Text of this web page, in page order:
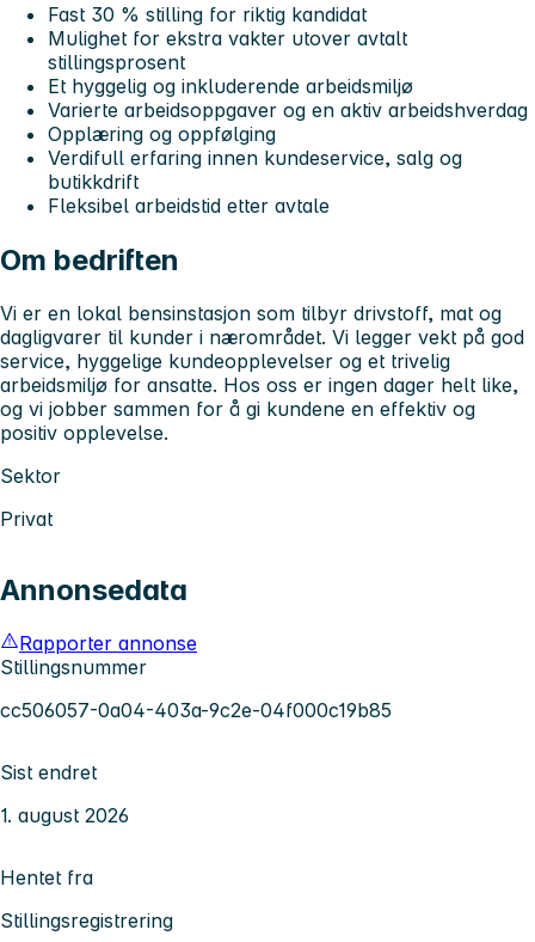
Fast 30 % stilling for riktig kandidat
Mulighet for ekstra vakter utover avtalt
stillingsprosent
Et hyggelig og inkluderende arbeidsmiljø
Varierte arbeidsoppgaver og en aktiv arbeidshverdag
Opplæring og oppfølging
Verdifull erfaring innen kundeservice, salg og
butikkdrift
Fleksibel arbeidstid etter avtale
Om bedriften
Vi er en lokal bensinstasjon som tilbyr drivstoff, mat og
dagligvarer til kunder i nærområdet. Vi legger vekt på god
service, hyggelige kundeopplevelser og et trivelig
arbeidsmiljø for ansatte. Hos oss er ingen dager helt like,
og vi jobber sammen for å gi kundene en effektiv og
positiv opplevelse.
Sektor
Privat
Annonsedata
Rapporter annonse
Stillingsnummer
cc506057-0a04-403a-9c2e-04f000c19b85
Sist endret
1. august 2026
Hentet fra
Stillingsregistrering